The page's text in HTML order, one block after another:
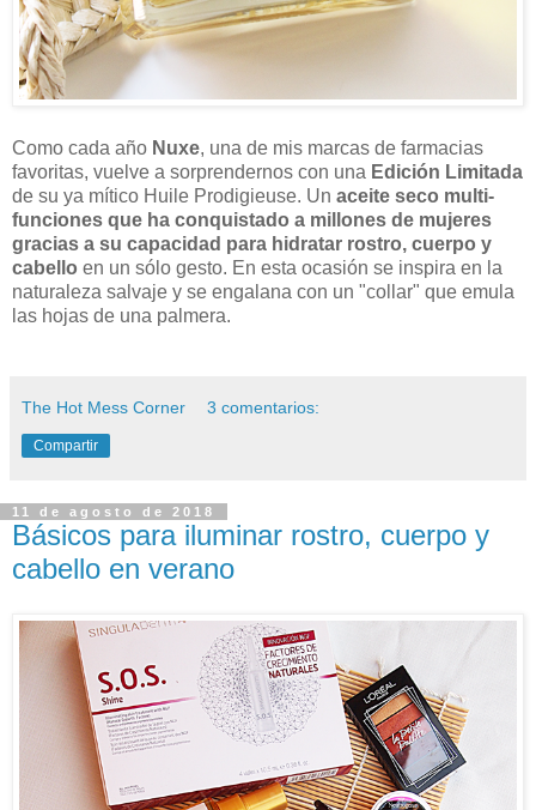
Como cada año Nuxe, una de mis marcas de farmacias
favoritas, vuelve a sorprendernos con una Edición Limitada
de su ya mítico Huile Prodigieuse. Un aceite seco multi-
funciones que ha conquistado a millones de mujeres
gracias a su capacidad para hidratar rostro, cuerpo y
cabello en un sólo gesto. En esta ocasión se inspira en la
naturaleza salvaje y se engalana con un "collar" que emula
las hojas de una palmera.
The Hot Mess Corner 3 comentarios:
Compartir
11 de agosto de 2018
Básicos para iluminar rostro, cuerpo y
cabello en verano